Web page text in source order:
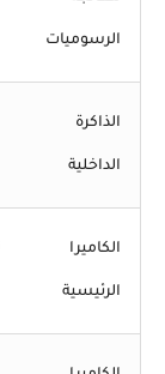
الرسوميات
الذاكرة
الداخلية
الكاميرا
الرئيسية